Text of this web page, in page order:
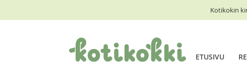
Kotikokin
ETUSIVU